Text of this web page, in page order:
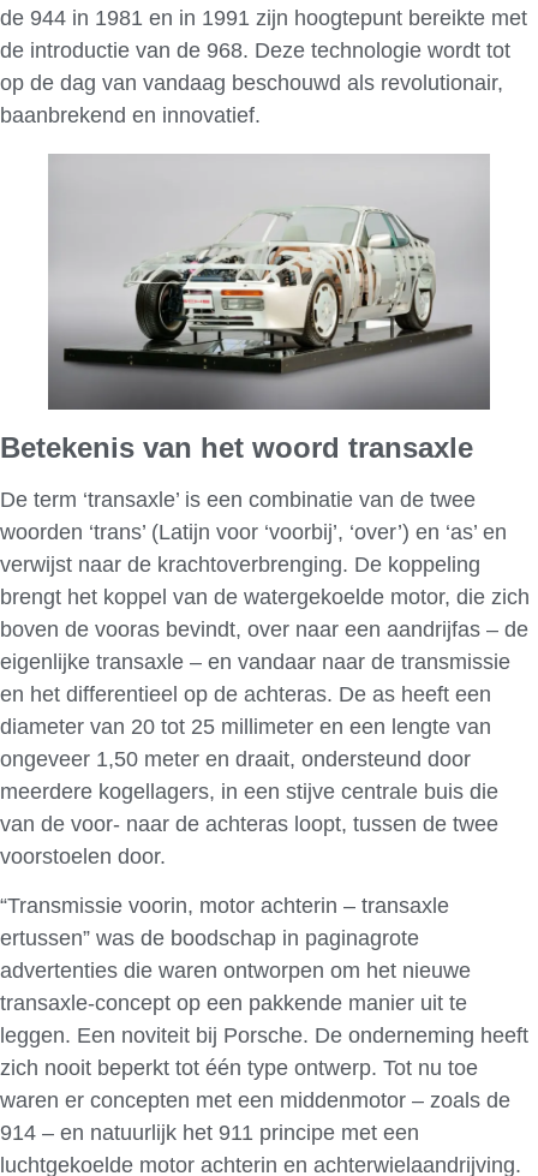
de 944 in 1981 en in 1991 zijn hoogtepunt bereikte met
de introductie van de 968. Deze technologie wordt tot
op de dag van vandaag beschouwd als revolutionair,
baanbrekend en innovatief.
Betekenis van het woord transaxle
De term ‘transaxle’ is een combinatie van de twee
woorden ‘trans’ (Latijn voor ‘voorbij’, ‘over’) en ‘as’ en
verwijst naar de krachtoverbrenging. De koppeling
brengt het koppel van de watergekoelde motor, die zich
boven de vooras bevindt, over naar een aandrijfas – de
eigenlijke transaxle – en vandaar naar de transmissie
en het differentieel op de achteras. De as heeft een
diameter van 20 tot 25 millimeter en een lengte van
ongeveer 1,50 meter en draait, ondersteund door
meerdere kogellagers, in een stijve centrale buis die
van de voor- naar de achteras loopt, tussen de twee
voorstoelen door.
“Transmissie voorin, motor achterin – transaxle
ertussen” was de boodschap in paginagrote
advertenties die waren ontworpen om het nieuwe
transaxle-concept op een pakkende manier uit te
leggen. Een noviteit bij Porsche. De onderneming heeft
zich nooit beperkt tot één type ontwerp. Tot nu toe
waren er concepten met een middenmotor – zoals de
914 – en natuurlijk het 911 principe met een
luchtgekoelde motor achterin en achterwielaandrijving.